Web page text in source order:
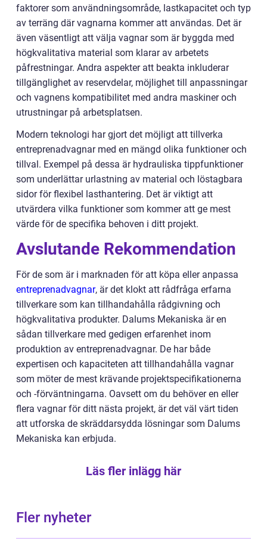
faktorer som användningsområde, lastkapacitet och typ
av terräng där vagnarna kommer att användas. Det är
även väsentligt att välja vagnar som är byggda med
högkvalitativa material som klarar av arbetets
påfrestningar. Andra aspekter att beakta inkluderar
tillgänglighet av reservdelar, möjlighet till anpassningar
och vagnens kompatibilitet med andra maskiner och
utrustningar på arbetsplatsen.
Modern teknologi har gjort det möjligt att tillverka
entreprenadvagnar med en mängd olika funktioner och
tillval. Exempel på dessa är hydrauliska tippfunktioner
som underlättar urlastning av material och löstagbara
sidor för flexibel lasthantering. Det är viktigt att
utvärdera vilka funktioner som kommer att ge mest
värde för de specifika behoven i ditt projekt.
Avslutande Rekommendation
För de som är i marknaden för att köpa eller anpassa
entreprenadvagnar, är det klokt att rådfråga erfarna
tillverkare som kan tillhandahålla rådgivning och
högkvalitativa produkter. Dalums Mekaniska är en
sådan tillverkare med gedigen erfarenhet inom
produktion av entreprenadvagnar. De har både
expertisen och kapaciteten att tillhandahålla vagnar
som möter de mest krävande projektspecifikationerna
och -förväntningarna. Oavsett om du behöver en eller
flera vagnar för ditt nästa projekt, är det väl värt tiden
att utforska de skräddarsydda lösningar som Dalums
Mekaniska kan erbjuda.
Läs fler inlägg här
Fler nyheter